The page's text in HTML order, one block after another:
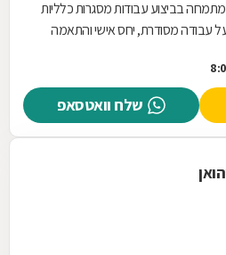
בביצוע עבודות מסגרות כלליות
עבודה מסודרת, יחס אישי והתאמה
שלח וואטסאפ